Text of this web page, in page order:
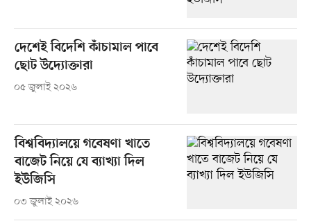
দেশেই বিদেশি কাঁচামাল পাবে
ছোট উদ্যোক্তারা
০৫ জুলাই ২০২৬
বিশ্ববিদ্যালয়ে গবেষণা খাতে
বাজেট নিয়ে যে ব্যাখ্যা দিল
ইউজিসি
০৩ জুলাই ২০২৬